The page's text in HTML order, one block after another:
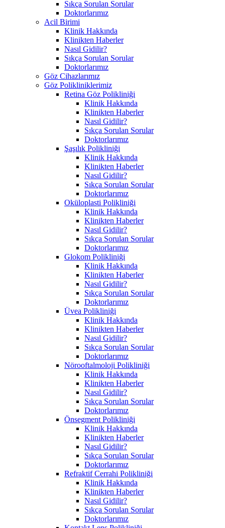
Sıkça Sorulan Sorular
Doktorlarımız
Acil Birimi
Klinik Hakkında
Klinikten Haberler
Nasıl Gidilir?
Sıkça Sorulan Sorular
Doktorlarımız
Göz Cihazlarımız
Göz Polikliniklerimiz
Retina Göz Polikliniği
Klinik Hakkında
Klinikten Haberler
Nasıl Gidilir?
Sıkça Sorulan Sorular
Doktorlarımız
Şaşılık Polikliniği
Klinik Hakkında
Klinikten Haberler
Nasıl Gidilir?
Sıkça Sorulan Sorular
Doktorlarımız
Oküloplasti Polikliniği
Klinik Hakkında
Klinikten Haberler
Nasıl Gidilir?
Sıkça Sorulan Sorular
Doktorlarımız
Glokom Polikliniği
Klinik Hakkında
Klinikten Haberler
Nasıl Gidilir?
Sıkça Sorulan Sorular
Doktorlarımız
Üvea Polikliniği
Klinik Hakkında
Klinikten Haberler
Nasıl Gidilir?
Sıkça Sorulan Sorular
Doktorlarımız
Nörooftalmoloji Polikliniği
Klinik Hakkında
Klinikten Haberler
Nasıl Gidilir?
Sıkça Sorulan Sorular
Doktorlarımız
Önsegment Polikliniği
Klinik Hakkında
Klinikten Haberler
Nasıl Gidilir?
Sıkça Sorulan Sorular
Doktorlarımız
Refraktif Cerrahi Polikliniği
Klinik Hakkında
Klinikten Haberler
Nasıl Gidilir?
Sıkça Sorulan Sorular
Doktorlarımız